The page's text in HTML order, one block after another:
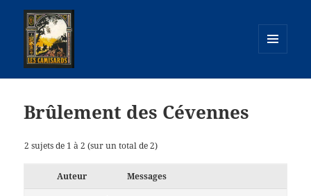
WIDGETS
Brûlement des Cévennes
2 sujets de 1 à 2 (sur un total de 2)
Auteur Messages